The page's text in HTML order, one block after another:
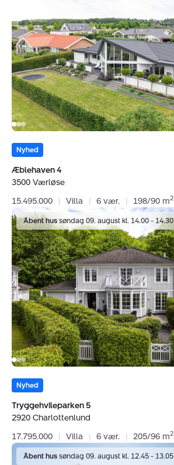
3500
Værløse
Nyhed
Æblehaven 4
3500 Værløse
15.495.000
| Villa | 6 vær. | 198/90 m2
Villa:
Tryggehvileparken
5,
2920
Charlottenlund
Åbent hus søndag 09. august kl. 14.00 - 14.30
Nyhed
Tryggehvileparken 5
2920 Charlottenlund
17.795.000
| Villa | 6 vær. | 205/96 m2
Villalejlighed:
Åbent hus søndag 09. august kl. 12.45 - 13.05